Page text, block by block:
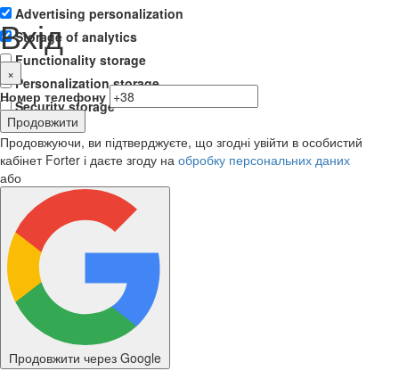
Advertising personalization
Storage of analytics
Functionality storage
Personalization storage
Security storage
Вхід
×
Номер телефону
Продовжити
Продовжуючи, ви підтверджуєте, що згодні увійти в особистий
кабінет Forter і даєте згоду на обробку персональних даних
або
Продовжити через Google